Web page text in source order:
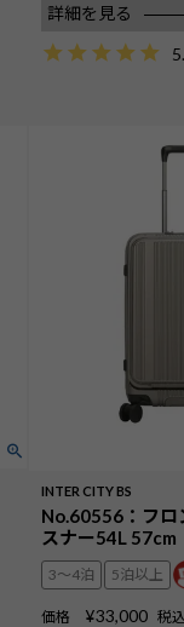
詳細を見る
INTER CITY BS
No.60556：フロ
スナー54L 57cm
3〜4泊 5泊以上
価格 ¥33,000 税込